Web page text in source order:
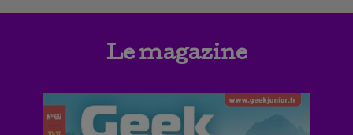
Le magazine